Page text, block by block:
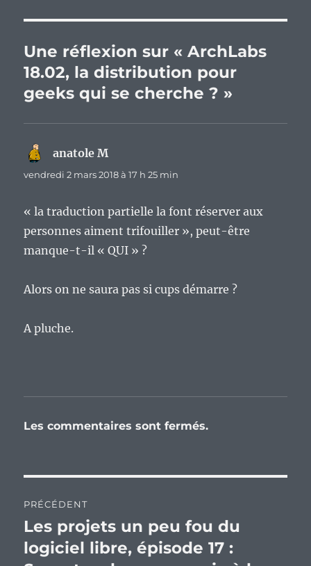
Une réflexion sur « ArchLabs
18.02, la distribution pour
geeks qui se cherche ? »
anatole M
vendredi 2 mars 2018 à 17 h 25 min
« la traduction partielle la font réserver aux
personnes aiment trifouiller », peut-être
manque-t-il « QUI » ?
Alors on ne saura pas si cups démarre ?
A pluche.
Les commentaires sont fermés.
de
l’article
PRÉCÉDENT
Publication
précédente :
Les projets un peu fou du
logiciel libre, épisode 17 :